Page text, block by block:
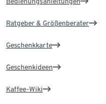
Ratgeber & Größenberater
Geschenkkarte
Geschenkideen
Kaffee-Wiki